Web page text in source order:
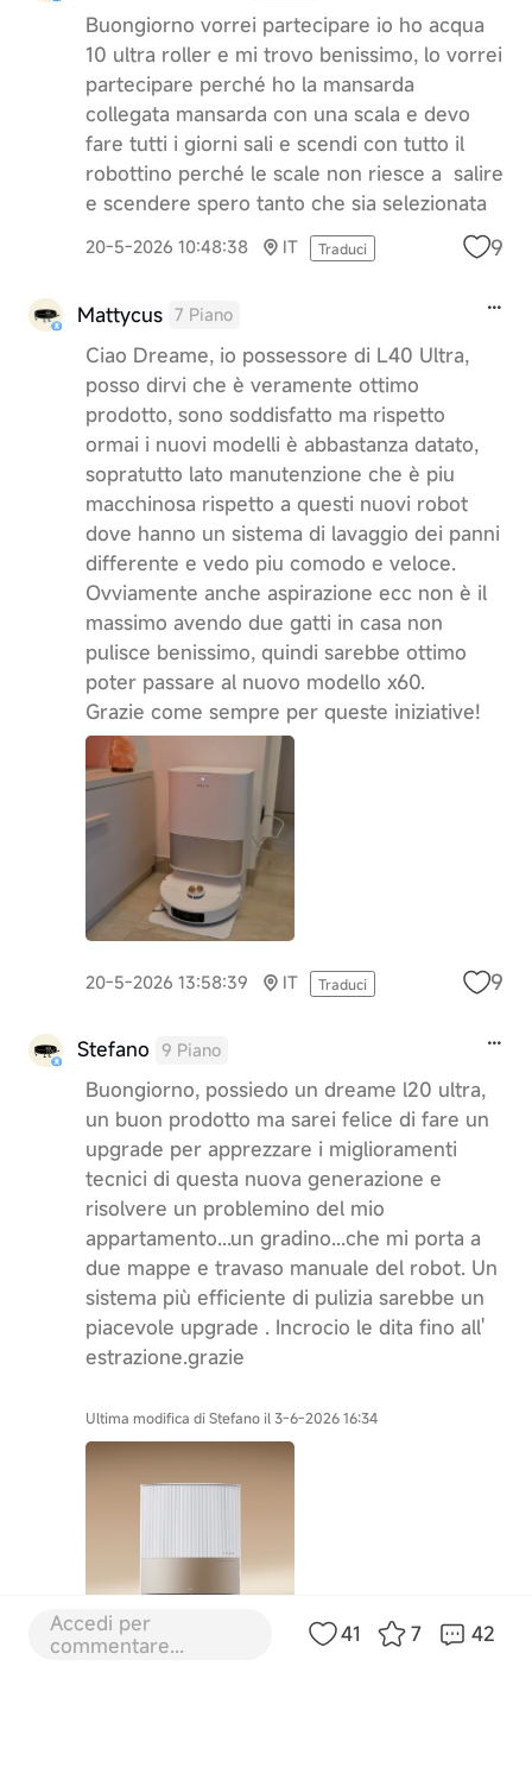
Buongiorno vorrei partecipare io ho acqua
10 ultra roller e mi trovo benissimo, lo vorrei
partecipare perché ho la mansarda
collegata mansarda con una scala e devo
fare tutti i giorni sali e scendi con tutto il
robottino perché le scale non riesce a salire
e scendere spero tanto che sia selezionata
20-5-2026 10:48:38 IT Traduci 9
Mattycus 7 Piano
Ciao Dreame, io possessore di L40 Ultra,
posso dirvi che è veramente ottimo
prodotto, sono soddisfatto ma rispetto
ormai i nuovi modelli è abbastanza datato,
sopratutto lato manutenzione che è piu
macchinosa rispetto a questi nuovi robot
dove hanno un sistema di lavaggio dei panni
differente e vedo piu comodo e veloce.
Ovviamente anche aspirazione ecc non è il
massimo avendo due gatti in casa non
pulisce benissimo, quindi sarebbe ottimo
poter passare al nuovo modello x60.
Grazie come sempre per queste iniziative!
20-5-2026 13:58:39 IT Traduci 9
Stefano 9 Piano
Buongiorno, possiedo un dreame l20 ultra,
un buon prodotto ma sarei felice di fare un
upgrade per apprezzare i miglioramenti
tecnici di questa nuova generazione e
risolvere un problemino del mio
appartamento...un gradino...che mi porta a
due mappe e travaso manuale del robot. Un
sistema più efficiente di pulizia sarebbe un
piacevole upgrade . Incrocio le dita fino all'
estrazione.grazie
Ultima modifica di Stefano il 3-6-2026 16:34
Accedi per
commentare...
41 7 42